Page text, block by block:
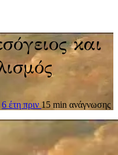
και
6 έτη πριν 15 min ανάγνωσης